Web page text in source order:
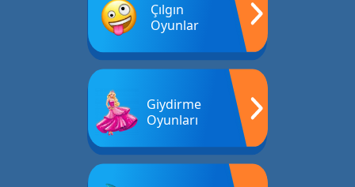
Çılgın
Oyunlar
Giydirme
Oyunları